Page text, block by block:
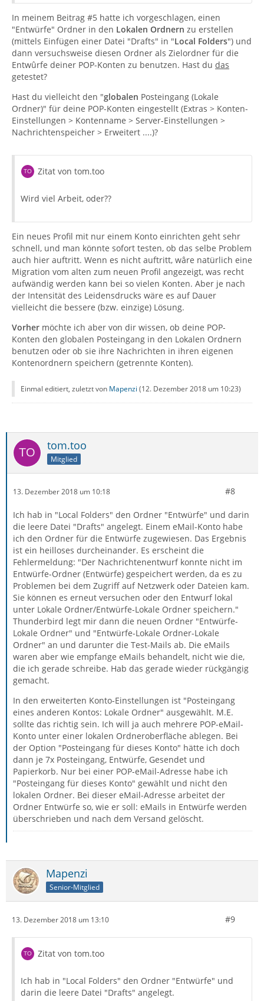
In meinem Beitrag #5 hatte ich vorgeschlagen, einen
"Entwürfe" Ordner in den Lokalen Ordnern zu erstellen
(mittels Einfügen einer Datei "Drafts" in "Local Folders") und
dann versuchsweise diesen Ordner als Zielordner für die
Entwûrfe deiner POP-Konten zu benutzen. Hast du das
getestet?
Hast du vielleicht den "globalen Posteingang (Lokale
Ordner)" für deine POP-Konten eingestellt (Extras > Konten-
Einstellungen > Kontenname > Server-Einstellungen >
Nachrichtenspeicher > Erweitert ....)?
Zitat von tom.too
Wird viel Arbeit, oder??
Ein neues Profil mit nur einem Konto einrichten geht sehr
schnell, und man könnte sofort testen, ob das selbe Problem
auch hier auftritt. Wenn es nicht auftritt, wâre natürlich eine
Migration vom alten zum neuen Profil angezeigt, was recht
aufwändig werden kann bei so vielen Konten. Aber je nach
der Intensität des Leidensdrucks wäre es auf Dauer
vielleicht die bessere (bzw. einzige) Lösung.
Vorher möchte ich aber von dir wissen, ob deine POP-
Konten den globalen Posteingang in den Lokalen Ordnern
benutzen oder ob sie ihre Nachrichten in ihren eigenen
Kontenordnern speichern (getrennte Konten).
Einmal editiert, zuletzt von Mapenzi (12. Dezember 2018 um 10:23)
tom.too
Mitglied
13. Dezember 2018 um 10:18 #8
Ich hab in "Local Folders" den Ordner "Entwürfe" und darin
die leere Datei "Drafts" angelegt. Einem eMail-Konto habe
ich den Ordner für die Entwürfe zugewiesen. Das Ergebnis
ist ein heilloses durcheinander. Es erscheint die
Fehlermeldung: "Der Nachrichtenentwurf konnte nicht im
Entwürfe-Ordner (Entwürfe) gespeichert werden, da es zu
Problemen bei dem Zugriff auf Netzwerk oder Dateien kam.
Sie können es erneut versuchen oder den Entwurf lokal
unter Lokale Ordner/Entwürfe-Lokale Ordner speichern."
Thunderbird legt mir dann die neuen Ordner "Entwürfe-
Lokale Ordner" und "Entwürfe-Lokale Ordner-Lokale
Ordner" an und darunter die Test-Mails ab. Die eMails
waren aber wie empfange eMails behandelt, nicht wie die,
die ich gerade schreibe. Hab das gerade wieder rückgängig
gemacht.
In den erweiterten Konto-Einstellungen ist "Posteingang
eines anderen Kontos: Lokale Ordner" ausgewählt. M.E.
sollte das richtig sein. Ich will ja auch mehrere POP-eMail-
Konto unter einer lokalen Ordneroberfläche ablegen. Bei
der Option "Posteingang für dieses Konto" hätte ich doch
dann je 7x Posteingang, Entwürfe, Gesendet und
Papierkorb. Nur bei einer POP-eMail-Adresse habe ich
"Posteingang für dieses Konto" gewählt und nicht den
lokalen Ordner. Bei dieser eMail-Adresse arbeitet der
Ordner Entwürfe so, wie er soll: eMails in Entwürfe werden
überschrieben und nach dem Versand gelöscht.
Mapenzi
Senior-Mitglied
13. Dezember 2018 um 13:10 #9
Zitat von tom.too
Ich hab in "Local Folders" den Ordner "Entwürfe" und
darin die leere Datei "Drafts" angelegt.